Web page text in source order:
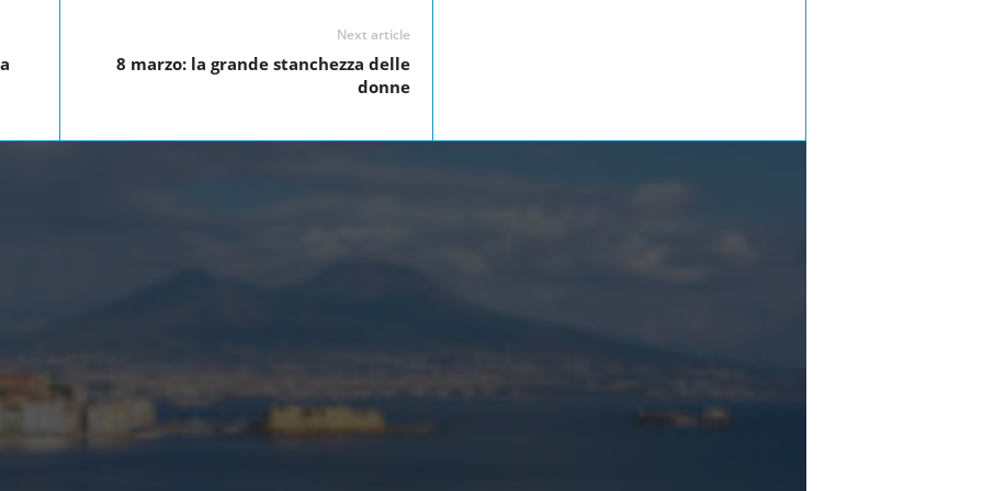
Next article
8 marzo: la grande stanchezza delle
donne